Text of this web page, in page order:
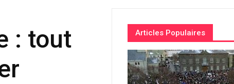
: tout
Articles Populaires